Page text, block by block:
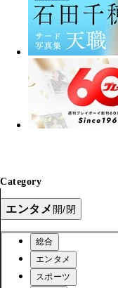
Category
エンタメ開/閉
総合
エンタメ
スポーツ